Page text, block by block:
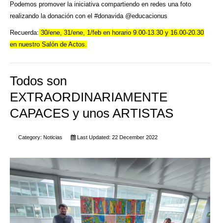
Podemos promover la iniciativa compartiendo en redes una foto
realizando la donación con el #donavida @educacionus
Recuerda: 30/ene, 31/ene, 1/feb en horario 9.00-13.30 y 16.00-20.30
en nuestro Salón de Actos.
Todos son
EXTRAORDINARIAMENTE
CAPACES y unos ARTISTAS
Category: Noticias Last Updated: 22 December 2022